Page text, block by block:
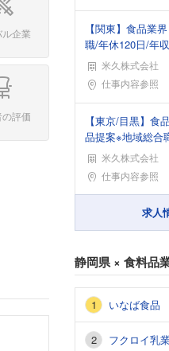
企業
評価
【関東】食品業
職/年休120日/年
米久株式会社
勤務地仕事内容参照
【東京/目黒】食
品提案※地域総合
米久株式会社
勤務地仕事内容参照
求人
静岡県× 食料品
いなば食品
フクロイ乳